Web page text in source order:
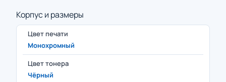
Корпус и размеры
Цвет печати
Монохромный
Цвет тонера
Чёрный